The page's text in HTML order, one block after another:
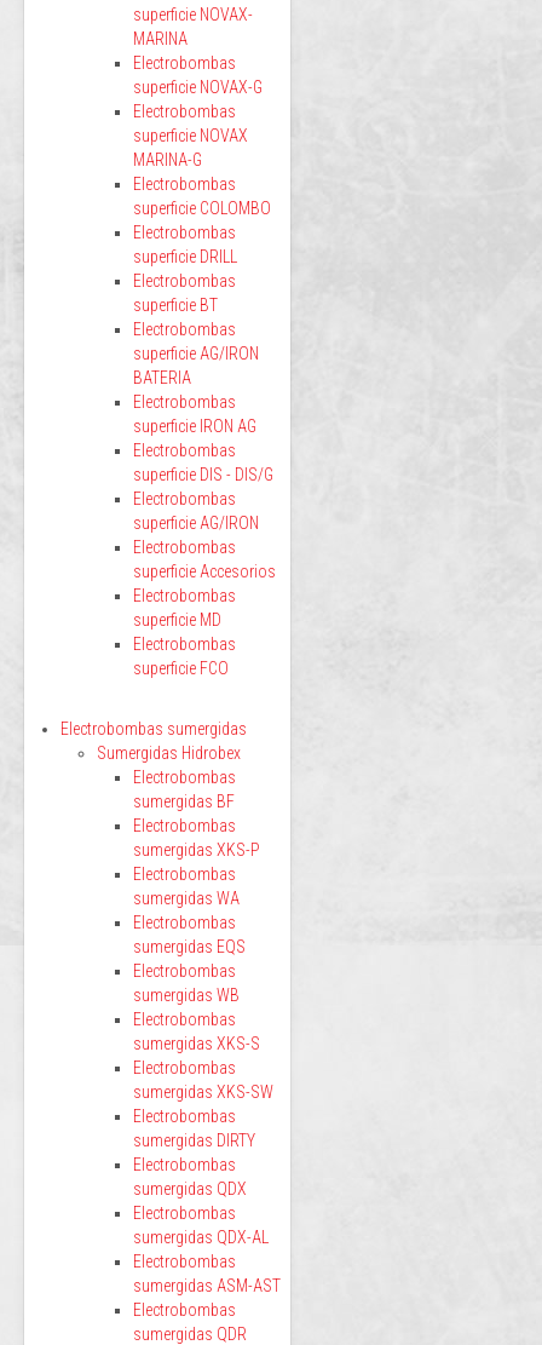
superficie NOVAX-
MARINA
Electrobombas
superficie NOVAX-G
Electrobombas
superficie NOVAX
MARINA-G
Electrobombas
superficie COLOMBO
Electrobombas
superficie DRILL
Electrobombas
superficie BT
Electrobombas
superficie AG/IRON
BATERIA
Electrobombas
superficie IRON AG
Electrobombas
superficie DIS - DIS/G
Electrobombas
superficie AG/IRON
Electrobombas
superficie Accesorios
Electrobombas
superficie MD
Electrobombas
superficie FCO
Electrobombas sumergidas
Sumergidas Hidrobex
Electrobombas
sumergidas BF
Electrobombas
sumergidas XKS-P
Electrobombas
sumergidas WA
Electrobombas
sumergidas EQS
Electrobombas
sumergidas WB
Electrobombas
sumergidas XKS-S
Electrobombas
sumergidas XKS-SW
Electrobombas
sumergidas DIRTY
Electrobombas
sumergidas QDX
Electrobombas
sumergidas QDX-AL
Electrobombas
sumergidas ASM-AST
Electrobombas
sumergidas QDR